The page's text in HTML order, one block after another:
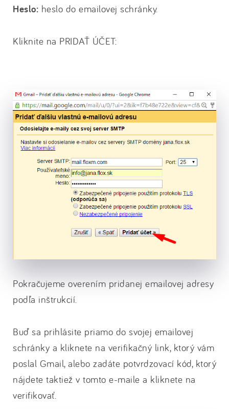
Heslo: heslo do emailovej schránky.
Kliknite na PRIDAŤ ÚČET:
Pokračujeme overením pridanej emailovej adresy
podľa inštrukcií.
Buď sa prihlásite priamo do svojej emailovej
schránky a kliknete na verifikačný link, ktorý vám
poslal Gmail, alebo zadáte potvrdzovací kód, ktorý
nájdete taktiež v tomto e-maile a kliknete na
verifikovať.